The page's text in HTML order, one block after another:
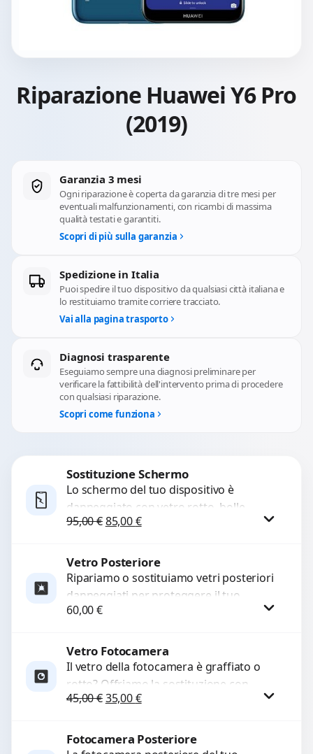
Riparazione Huawei Y6 Pro
(2019)
Garanzia 3 mesi
Ogni riparazione è coperta da garanzia di tre mesi per
eventuali malfunzionamenti, con ricambi di massima
qualità testati e garantiti.
Scopri di più sulla garanzia
Spedizione in Italia
Puoi spedire il tuo dispositivo da qualsiasi città italiana e
lo restituiamo tramite corriere tracciato.
Vai alla pagina trasporto
Diagnosi trasparente
Eseguiamo sempre una diagnosi preliminare per
verificare la fattibilità dell'intervento prima di procedere
con qualsiasi riparazione.
Scopri come funziona
Sostituzione Schermo
Lo schermo del tuo dispositivo è
danneggiato con vetro rotto, bolle,
macchie, schermo nero o pixel morti?
95,00€Il prezzo originale era: 95,00 €.
85,00€Il prezzo attuale è: 85,00 €.
Procedi
Vetro Posteriore
Ripariamo o sostituiamo vetri posteriori
danneggiati per proteggere il tuo
dispositivo e ripristinare l’estetica
qualità...
60,00€
Procedi
Vetro Fotocamera
Il vetro della fotocamera è graffiato o
rotto? Offriamo la sostituzione con
ricambi di alta qualità garantiti per 3
45,00€Il prezzo originale era: 45,00 €.
35,00€Il prezzo attuale è: 35,00 €.
Procedi
Fotocamera Posteriore